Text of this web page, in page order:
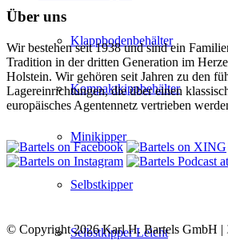
Klappbodenbehälter
Kompaktkippbehälter
Minikipper
Selbstkipper
Selbstkipper Leicht
Über uns
Wir bestehen seit 1938 und sind ein
Tradition in der dritten Generation im
Holstein. Wir gehören seit Jahren zu den
Lagereinrichtungen, die über einen
europäisches Agentennetz vertrieben
© Copyright 2026 Karl H. Bartels GmbH |